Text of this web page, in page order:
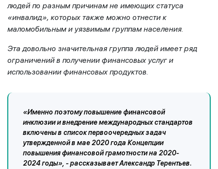
людей по разным причинам не имеющих статуса
«инвалид», которых также можно отнести к
маломобильным и уязвимым группам населения.
Эта довольно значительная группа людей имеет ряд
ограничений в получении финансовых услуг и
использовании финансовых продуктов.
«Именно поэтому повышение финансовой
инклюзии и внедрение международных стандартов
включены в список первоочередных задач
утвержденной в мае 2020 года Концепции
повышения финансовой грамотности на 2020-
2024 годы», - рассказывает Александр Терентьев.